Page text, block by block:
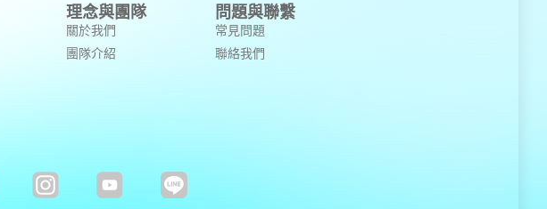
理念與團隊
關於我們
團隊介紹
問題與聯繫
常見問題
聯絡我們